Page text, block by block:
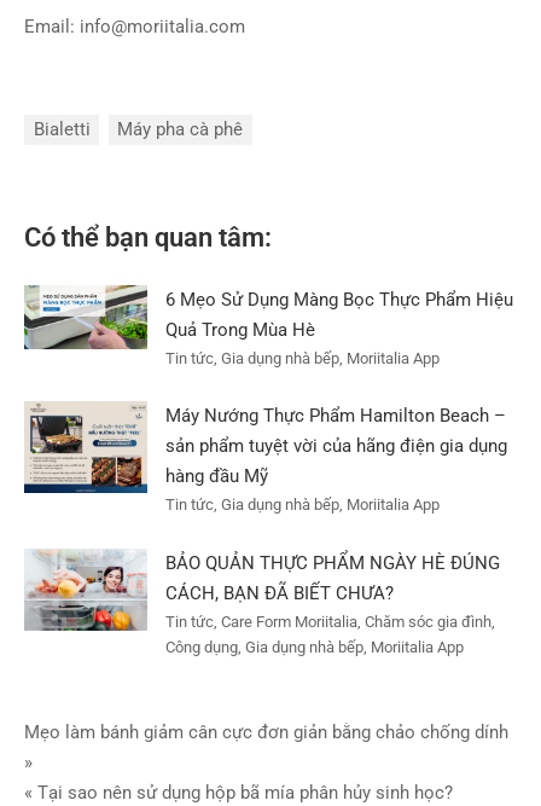
Email: info@moriitalia.com
Bialetti Máy pha cà phê
Có thể bạn quan tâm:
6 Mẹo Sử Dụng Màng Bọc Thực Phẩm Hiệu
Quả Trong Mùa Hè
Tin tức, Gia dụng nhà bếp, Moriitalia App
Máy Nướng Thực Phẩm Hamilton Beach –
sản phẩm tuyệt vời của hãng điện gia dụng
hàng đầu Mỹ
Tin tức, Gia dụng nhà bếp, Moriitalia App
BẢO QUẢN THỰC PHẨM NGÀY HÈ ĐÚNG
CÁCH, BẠN ĐÃ BIẾT CHƯA?
Tin tức, Care Form Moriitalia, Chăm sóc gia đình,
Công dụng, Gia dụng nhà bếp, Moriitalia App
Điều
hướng
Mẹo làm bánh giảm cân cực đơn giản bằng chảo chống dính
»
« Tại sao nên sử dụng hộp bã mía phân hủy sinh học?